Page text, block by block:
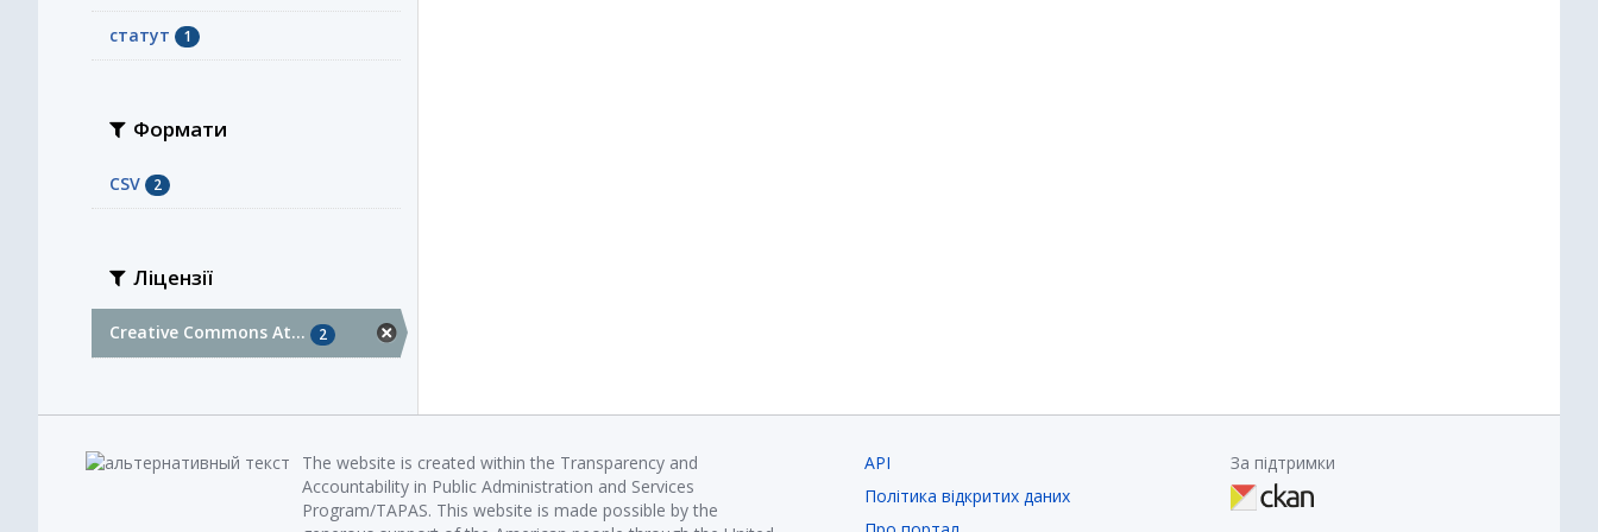
статут 1
Формати
CSV 2
Ліцензії
Creative Commons At... 2
The website is created within the Transparency and
Accountability in Public Administration and Services
Program/TAPAS. This website is made possible by the
API
Політика відкритих даних
За підтримки